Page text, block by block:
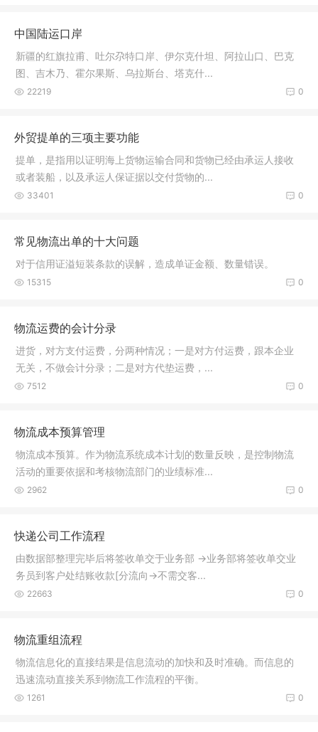
中国陆运口岸
新疆的红旗拉甫、吐尔尕特口岸、伊尔克什坦、阿拉山口、巴克
图、吉木乃、霍尔果斯、乌拉斯台、塔克什...
0
22219
外贸提单的三项主要功能
提单，是指用以证明海上货物运输合同和货物已经由承运人接收
或者装船，以及承运人保证据以交付货物的...
0
33401
常见物流出单的十大问题
对于信用证溢短装条款的误解，造成单证金额、数量错误。
0
15315
物流运费的会计分录
进货，对方支付运费，分两种情况；一是对方付运费，跟本企业
无关，不做会计分录；二是对方代垫运费，...
0
7512
物流成本预算管理
物流成本预算。作为物流系统成本计划的数量反映，是控制物流
活动的重要依据和考核物流部门的业绩标准...
0
2962
快递公司工作流程
由数据部整理完毕后将签收单交于业务部 →业务部将签收单交业
务员到客户处结账收款[分流向→不需交客...
0
22663
物流重组流程
物流信息化的直接结果是信息流动的加快和及时准确。而信息的
迅速流动直接关系到物流工作流程的平衡。
0
1261